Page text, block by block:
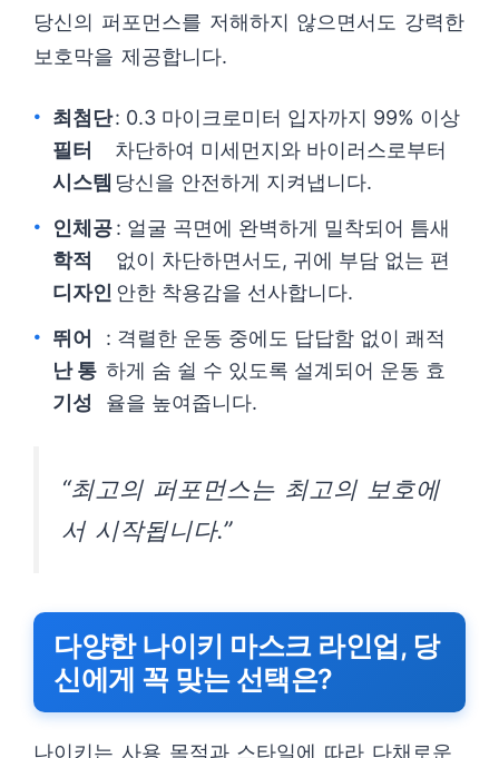
당신의 퍼포먼스를 저해하지 않으면서도 강력한
보호막을 제공합니다.
최첨단
필터
시스템
: 0.3 마이크로미터 입자까지 99% 이상
차단하여 미세먼지와 바이러스로부터
당신을 안전하게 지켜냅니다.
인체공
학적
디자인
: 얼굴 곡면에 완벽하게 밀착되어 틈새
없이 차단하면서도, 귀에 부담 없는 편
안한 착용감을 선사합니다.
뛰어
난 통
기성
: 격렬한 운동 중에도 답답함 없이 쾌적
하게 숨 쉴 수 있도록 설계되어 운동 효
율을 높여줍니다.
“최고의 퍼포먼스는 최고의 보호에
서 시작됩니다.”
다양한 나이키 마스크 라인업, 당
신에게 꼭 맞는 선택은?
나이키는 사용 목적과 스타일에 따라 다채로운